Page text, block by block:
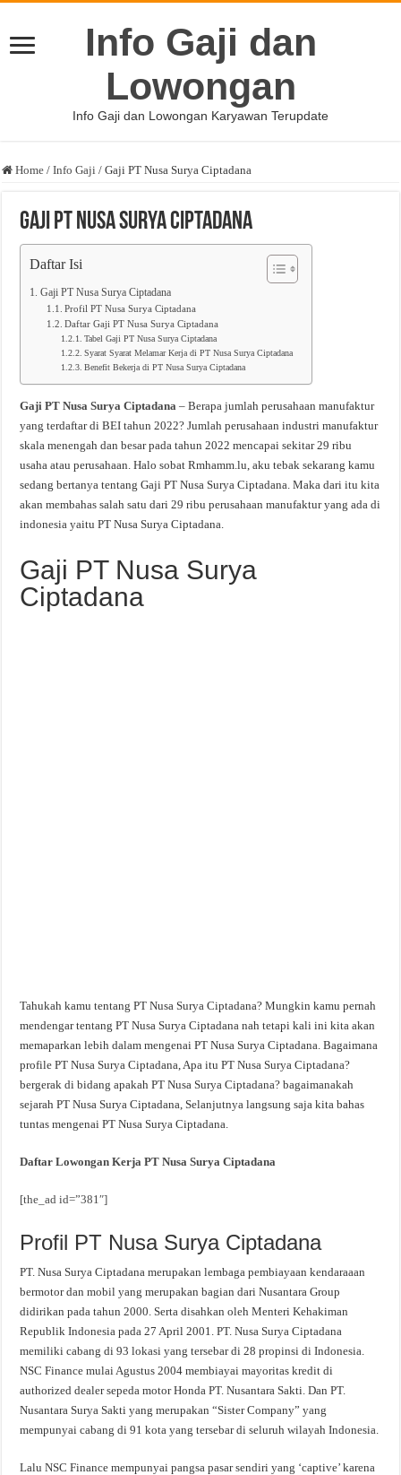
Info Gaji dan
Lowongan
Info Gaji dan Lowongan Karyawan Terupdate
Home / Info Gaji / Gaji PT Nusa Surya Ciptadana
Gaji PT Nusa Surya Ciptadana
Daftar Isi
Gaji PT Nusa Surya Ciptadana
Profil PT Nusa Surya Ciptadana
Daftar Gaji PT Nusa Surya Ciptadana
Tabel Gaji PT Nusa Surya Ciptadana
Syarat Syarat Melamar Kerja di PT Nusa Surya Ciptadana
Benefit Bekerja di PT Nusa Surya Ciptadana
Gaji PT Nusa Surya Ciptadana – Berapa jumlah perusahaan manufaktur
yang terdaftar di BEI tahun 2022? Jumlah perusahaan industri manufaktur
skala menengah dan besar pada tahun 2022 mencapai sekitar 29 ribu
usaha atau perusahaan. Halo sobat Rmhamm.lu, aku tebak sekarang kamu
sedang bertanya tentang Gaji PT Nusa Surya Ciptadana. Maka dari itu kita
akan membahas salah satu dari 29 ribu perusahaan manufaktur yang ada di
indonesia yaitu PT Nusa Surya Ciptadana.
Gaji PT Nusa Surya
Ciptadana
Tahukah kamu tentang PT Nusa Surya Ciptadana? Mungkin kamu pernah
mendengar tentang PT Nusa Surya Ciptadana nah tetapi kali ini kita akan
memaparkan lebih dalam mengenai PT Nusa Surya Ciptadana. Bagaimana
profile PT Nusa Surya Ciptadana, Apa itu PT Nusa Surya Ciptadana?
bergerak di bidang apakah PT Nusa Surya Ciptadana? bagaimanakah
sejarah PT Nusa Surya Ciptadana, Selanjutnya langsung saja kita bahas
tuntas mengenai PT Nusa Surya Ciptadana.
Daftar Lowongan Kerja PT Nusa Surya Ciptadana
[the_ad id=”381″]
Profil PT Nusa Surya Ciptadana
PT. Nusa Surya Ciptadana merupakan lembaga pembiayaan kendaraaan
bermotor dan mobil yang merupakan bagian dari Nusantara Group
didirikan pada tahun 2000. Serta disahkan oleh Menteri Kehakiman
Republik Indonesia pada 27 April 2001. PT. Nusa Surya Ciptadana
memiliki cabang di 93 lokasi yang tersebar di 28 propinsi di Indonesia.
NSC Finance mulai Agustus 2004 membiayai mayoritas kredit di
authorized dealer sepeda motor Honda PT. Nusantara Sakti. Dan PT.
Nusantara Surya Sakti yang merupakan “Sister Company” yang
mempunyai cabang di 91 kota yang tersebar di seluruh wilayah Indonesia.
Lalu NSC Finance mempunyai pangsa pasar sendiri yang ‘captive’ karena